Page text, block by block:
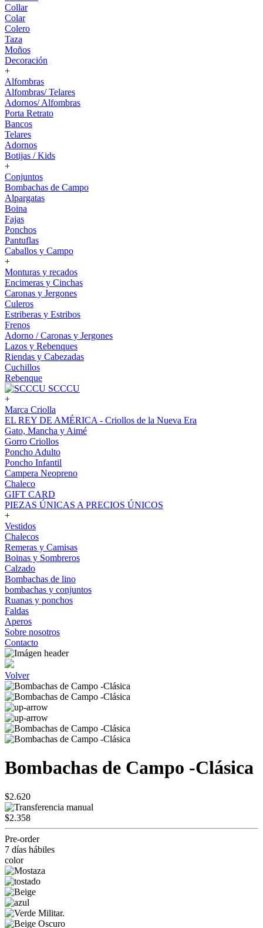
Collar
Colar
Colero
Taza
Moños
Decoración
+
Alfombras
Alfombras/ Telares
Adornos/ Alfombras
Porta Retrato
Bancos
Telares
Adornos
Botijas / Kids
+
Conjuntos
Bombachas de Campo
Alpargatas
Boina
Fajas
Ponchos
Pantuflas
Caballos y Campo
+
Monturas y recados
Encimeras y Cinchas
Caronas y Jergones
Culeros
Estriberas y Estribos
Frenos
Adorno / Caronas y Jergones
Lazos y Rebenques
Riendas y Cabezadas
Cuchillos
Rebenque
SCCCU
+
Marca Criolla
EL REY DE AMÉRICA - Criollos de la Nueva Era
Gato, Mancha y Aimé
Gorro Criollos
Poncho Adulto
Poncho Infantil
Campera Neopreno
Chaleco
GIFT CARD
PIEZAS ÚNICAS A PRECIOS ÚNICOS
+
Vestidos
Chalecos
Remeras y Camisas
Boinas y Sombreros
Calzado
Bombachas de lino
bombachas y conjuntos
Ruanas y ponchos
Faldas
Aperos
Sobre nosotros
Contacto
Volver
Bombachas de Campo -Clásica
$2.620
$2.358
Pre-order
7 días hábiles
color